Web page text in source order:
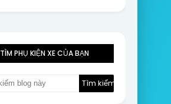
TÌM PHỤ KIỆN XE CỦA BẠN